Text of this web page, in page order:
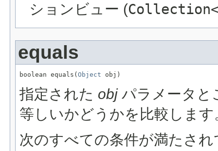
ションビュー (
equals
boolean equals( Object obj)
指定された objパラメータと
等しいかどうかを比較します
次のすべての条件が満たさ